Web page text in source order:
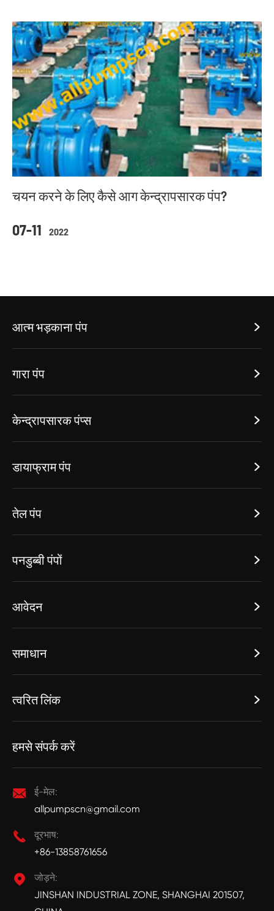
07-11 2022
चयन करने के लिए कैसे आग केन्द्रापसारक पंप?
आत्म भड़काना पंप 
गारा पंप 
केन्द्रापसारक पंप्स 
डायाफ्राम पंप 
तेल पंप 
पनडुब्बी पंपों 
आवेदन 
समाधान 
त्वरित लिंक 
हमसे संपर्क करें

ई-मेल:
allpumpscn@gmail.com

दूरभाष:
+86-13858761656

जोड़ने:
JINSHAN INDUSTRIAL ZONE, SHANGHAI 201507,